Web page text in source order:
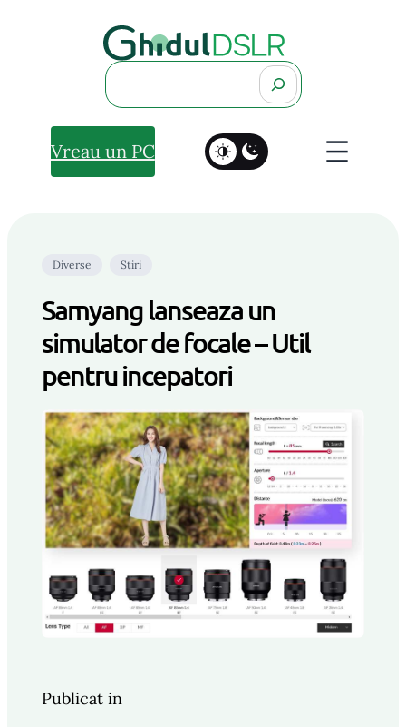
Search
Vreau un PC
Diverse Stiri
Samyang lanseaza un
simulator de focale – Util
pentru incepatori
Publicat in